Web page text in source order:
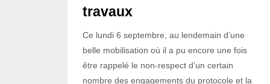
travaux
Ce lundi 6 septembre, au lendemain d’une
belle mobilisation où il a pu encore une fois
être rappelé le non-respect d’un certain
nombre des engagements du protocole et la